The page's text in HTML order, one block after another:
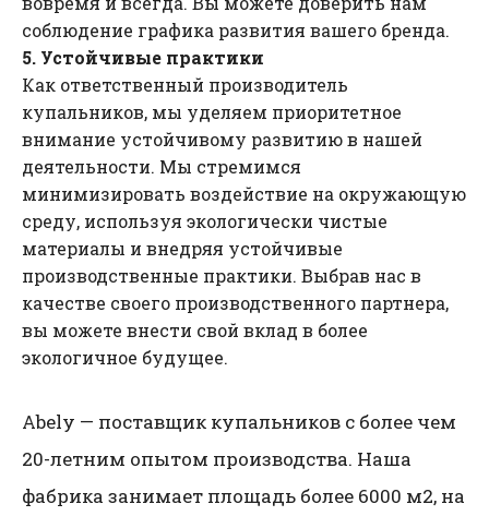
соблюдение графика развития вашего бренда.
5. Устойчивые практики
Как ответственный производитель
купальников, мы уделяем приоритетное
внимание устойчивому развитию в нашей
деятельности. Мы стремимся
минимизировать воздействие на окружающую
среду, используя экологически чистые
материалы и внедряя устойчивые
производственные практики. Выбрав нас в
качестве своего производственного партнера,
вы можете внести свой вклад в более
экологичное будущее.
Abely — поставщик купальников с более чем
20-летним опытом производства. Наша
фабрика занимает площадь более 6000 м2, на